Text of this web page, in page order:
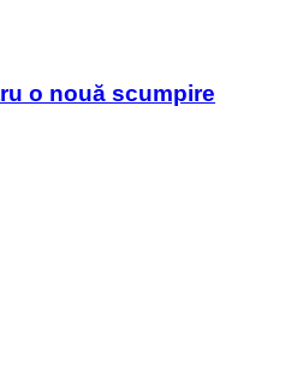
o nouă scumpire